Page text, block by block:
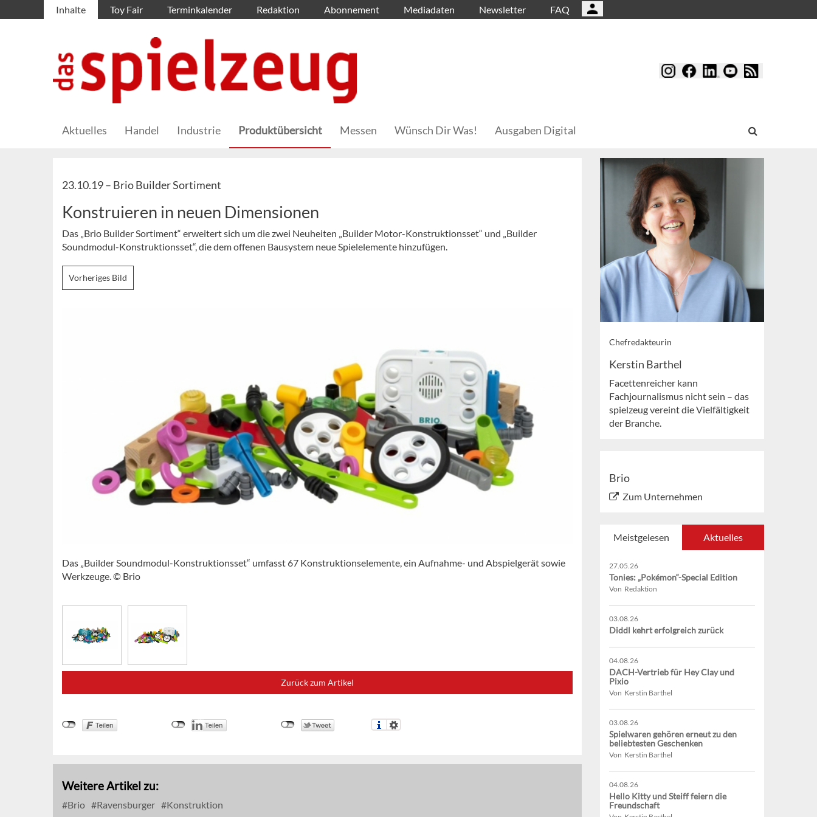
Inhalte Toy Fair Terminkalender Redaktion Abonnement Mediadaten Newsletter FAQ
Aktuelles Handel Industrie Produktübersicht Messen Wünsch Dir Was! Ausgaben Digital
23.10.19 – Brio Builder Sortiment
Konstruieren in neuen Dimensionen
Das „Brio Builder Sortiment“ erweitert sich um die zwei Neuheiten „Builder Motor-Konstruktionsset“ und „Builder
Soundmodul-Konstruktionsset“, die dem offenen Bausystem neue Spielelemente hinzufügen.
Vorheriges Bild
Das „Builder Soundmodul-Konstruktionsset“ umfasst 67 Konstruktionselemente, ein Aufnahme- und Abspielgerät sowie
Werkzeuge. © Brio
Zurück zum Artikel
Weitere Artikel zu:
Brio Ravensburger Konstruktion
Chefredakteurin
Kerstin Barthel
Facettenreicher kann
Fachjournalismus nicht sein – das
spielzeug vereint die Vielfältigkeit
der Branche.
Brio
Zum Unternehmen
Meistgelesen Aktuelles
27.05.26
Tonies: „Pokémon“-Special Edition
Von Redaktion
03.08.26
Diddl kehrt erfolgreich zurück
04.08.26
DACH-Vertrieb für Hey Clay und
Pixio
Von Kerstin Barthel
03.08.26
Spielwaren gehören erneut zu den
beliebtesten Geschenken
Von Kerstin Barthel
04.08.26
Hello Kitty und Steiff feiern die
Freundschaft